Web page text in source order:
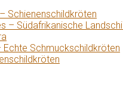
Schienenschildkröten
– Südafrikanische
Echte Schmuckschildkröten